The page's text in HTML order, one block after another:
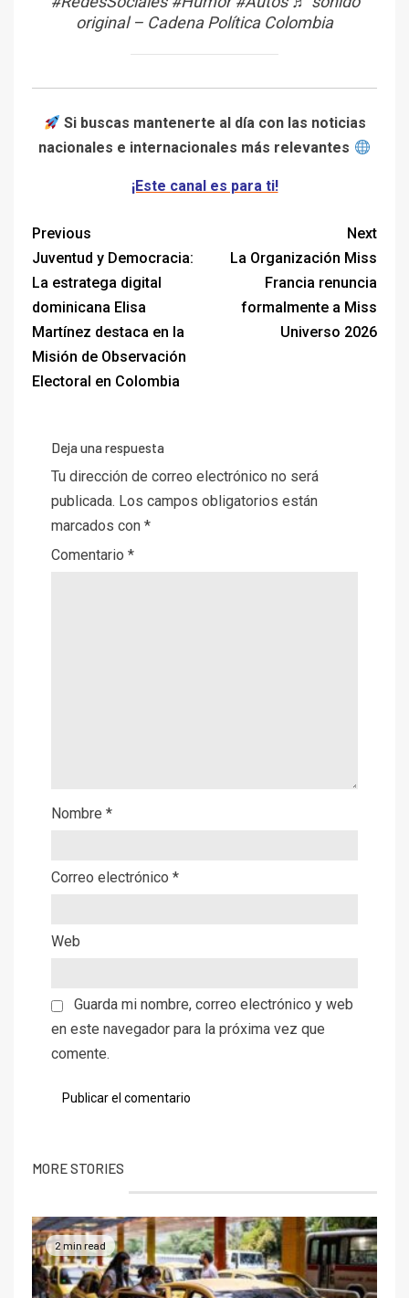
original – Cadena Política Colombia
Si buscas mantenerte al día con las noticias
nacionales e internacionales más relevantes
¡Este canal es para ti!
Previous
Juventud y Democracia:
La estratega digital
dominicana Elisa
Martínez destaca en la
Misión de Observación
Electoral en Colombia
Next
La Organización Miss
Francia renuncia
formalmente a Miss
Universo 2026
Deja una respuesta
Tu dirección de correo electrónico no será
publicada. Los campos obligatorios están
marcados con *
Comentario *
Nombre *
Correo electrónico *
Web
Guarda mi nombre, correo electrónico y web
en este navegador para la próxima vez que
comente.
MORE STORIES
2 min read